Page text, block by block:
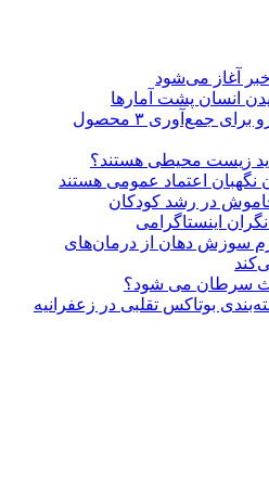
خبر آغاز می‌شود
انسان پشت آمارها
دستور سازمان غذا و دارو برای جمع‌آوری ۳ محصول
زیست محیطی هستند؟
نگهبان اعتماد عمومی هستند
اینستاگرامی
سوزش دهان از درمان‌های
سرطان می شود؟
بوتاکس تقلبی در زعفرانیه